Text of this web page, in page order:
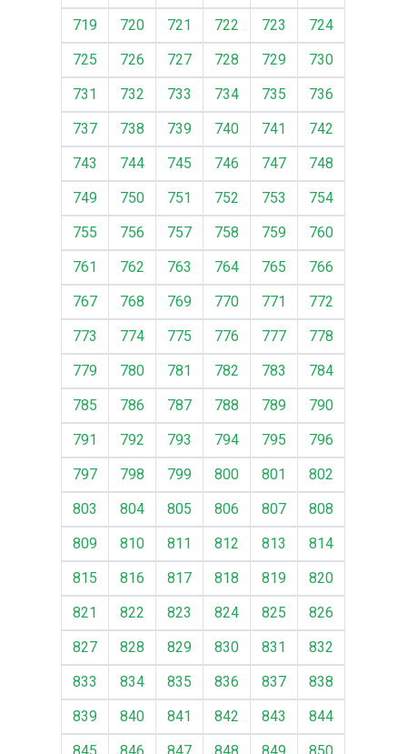
719
720 721 722 723
724
725
726 727 728 729
730
731
732 733 734 735
736
737
738 739 740 741
742
743
744 745 746 747
748
749
750 751 752 753
754
755
756 757 758 759
760
761
762 763 764 765
766
767
768 769 770 771
772
773
774 775 776 777
778
779
780 781 782 783
784
785
786 787 788 789
790
791
792 793 794 795
796
797
798 799 800 801
802
803
804 805 806 807
808
809
810 811 812 813
814
815
816 817 818 819
820
821
822 823 824 825
826
827
828 829 830 831
832
833
834 835 836 837
838
839
840 841 842 843
844